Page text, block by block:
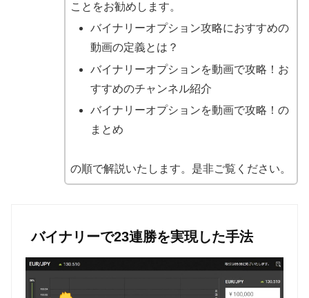
ことをお勧めします。
バイナリーオプション攻略におすすめの
動画の定義とは？
バイナリーオプションを動画で攻略！お
すすめのチャンネル紹介
バイナリーオプションを動画で攻略！の
まとめ
の順で解説いたします。是非ご覧ください。
バイナリーで23連勝を実現した手法